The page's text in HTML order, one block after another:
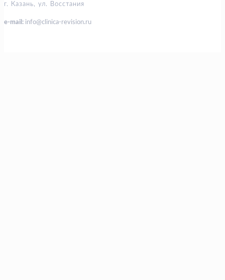
г. Казань, ул. Восстания
e-mail: info@clinica-revision.ru